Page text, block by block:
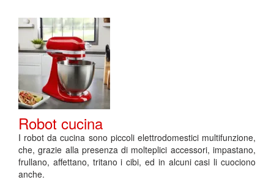
Robot cucina
I robot da cucina sono piccoli elettrodomestici multifunzione,
che, grazie alla presenza di molteplici accessori, impastano,
frullano, affettano, tritano i cibi, ed in alcuni casi li cuociono
anche.